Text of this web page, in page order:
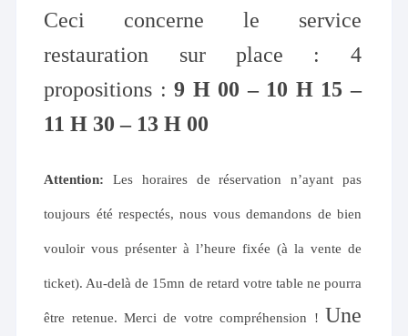
Ceci concerne le service
restauration sur place : 4
propositions : 9 H 00 – 10 H 15 –
11 H 30 – 13 H 00
Attention: Les horaires de réservation n’ayant pas
toujours été respectés, nous vous demandons de bien
vouloir vous présenter à l’heure fixée (à la vente de
ticket). Au-delà de 15mn de retard votre table ne pourra
être retenue. Merci de votre compréhension ! Une